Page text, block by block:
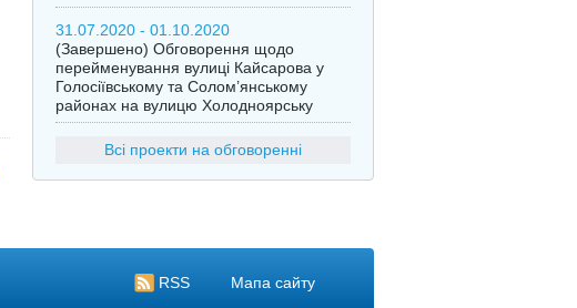
31.07.2020 - 01.10.2020
(Завершено) Обговорення щодо
перейменування вулиці Кайсарова у
Голосіївському та Солом’янському
районах на вулицю Холодноярську
Всі проекти на обговоренні
RSS Мапа сайту